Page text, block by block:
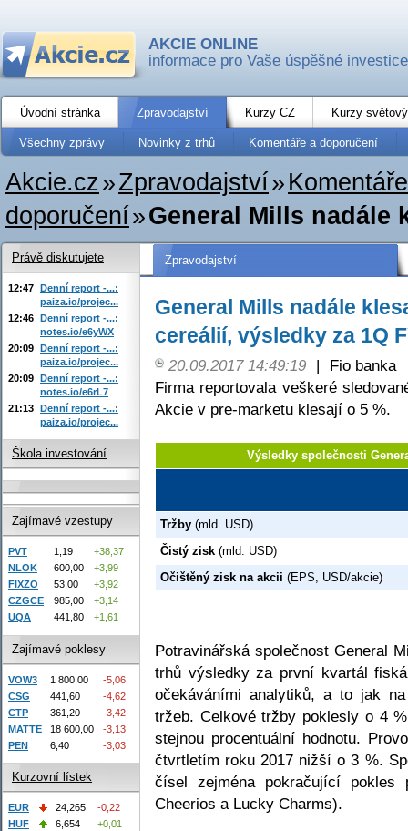
AKCIE ONLINE
informace pro Vaše úspěšné investice
Úvodní stránka Zpravodajství Kurzy CZ Kurzy
Všechny zprávy Novinky z trhů Komentáře a doporučení
Akcie.cz»Zpravodajství»
doporučení»General Mills nadále
Zpravodajství
General Mills nadále
cereálií, výsledky za 1Q
20.09.2017 14:49:19 |
Fio banka
Firma reportovala veškeré
Akcie v pre-marketu klesají o 5 %.
Výsledky společnosti
Tržby (mld. USD)
Čistý zisk (mld. USD)
Očištěný zisk na akcii (EPS, USD/akcie)
Potravinářská společnost General
trhů výsledky za první kvartál
očekáváními analytiků, a to jak
tržeb. Celkové tržby poklesly o 4
stejnou procentuální hodnotu.
čtvrtletím roku 2017 nižší o 3 %.
čísel zejména pokračující pokles
Cheerios a Lucky Charms).
Právě diskutujete
12:47 Denní report -...:
paiza.io/projec...
12:46 Denní report -...:
notes.io/e6yWX
20:09 Denní report -...:
paiza.io/projec...
20:09 Denní report -...:
notes.io/e6rL7
21:13 Denní report -...:
paiza.io/projec...
Škola investování
Zajímavé vzestupy
PVT 1,19
+38,37
NLOK
600,00
+3,99
FIXZO
53,00
+3,92
CZGCE
985,00
+3,14
UQA
441,80 +1,61
Zajímavé poklesy
VOW3 1 800,00
-5,06
CSG
441,60
-4,62
CTP
361,20
-3,42
MATTE
18 600,00
-3,13
PEN
6,40 -3,03
Kurzovní lístek
EUR 24,265
-0,22
HUF
6,654
+0,01